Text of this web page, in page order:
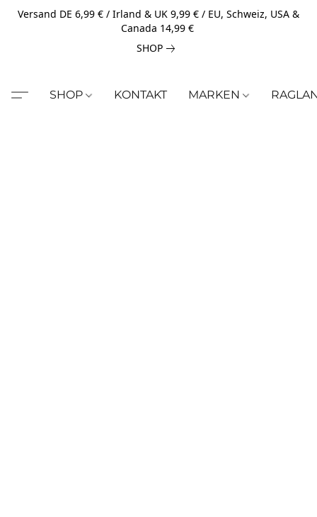
Versand DE 6,99 € / Irland & UK 9,99 € / EU, Schweiz, USA &
Canada 14,99 €
SHOP
SHOP KONTAKT MARKEN